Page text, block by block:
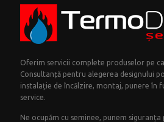
Oferim servicii complete produselor pe
Consultanță pentru alegerea designului
instalație de încălzire, montaj, punere în
service.
Ne ocupăm cu seminee, punem